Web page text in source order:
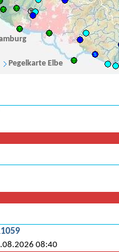
08:40
Pegelkarte Elbe